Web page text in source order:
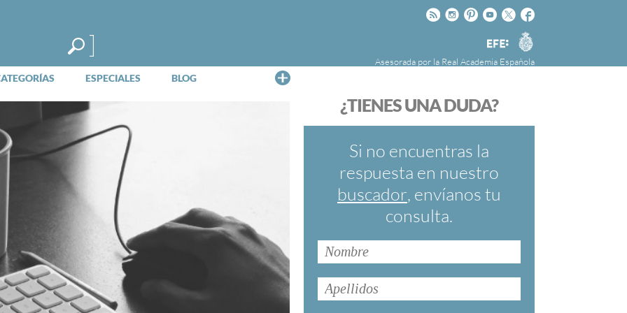
Facebook
Twitter
Youtube
Pinteres
Instagram
Rss
Agencia
EFE
Asesorada por la Real Academia Española
ESPECIALES BLOG
FundéuRAE es una fundación patrocinada por
cuyo objetivo es colaborar con el buen uso del
español en los medios de comunicación y en
Internet.
¿TIENES UNA DUDA?
Si no encuentras la
respuesta en nuestro
buscador, envíanos tu
consulta.